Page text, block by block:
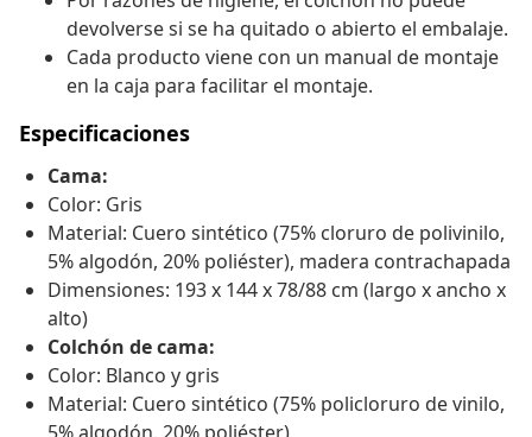
devolverse si se ha quitado o abierto el embalaje.
Cada producto viene con un manual de montaje
en la caja para facilitar el montaje.
Especificaciones
Cama:
Color: Gris
Material: Cuero sintético (75% cloruro de polivinilo,
5% algodón, 20% poliéster), madera contrachapada
Dimensiones: 193 x 144 x 78/88 cm (largo x ancho x
alto)
Colchón de cama:
Color: Blanco y gris
Material: Cuero sintético (75% policloruro de vinilo,